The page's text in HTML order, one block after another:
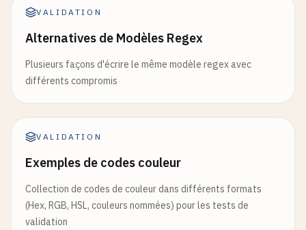
VALIDATION
Alternatives de Modèles Regex
Plusieurs façons d'écrire le même modèle regex avec
différents compromis
VALIDATION
Exemples de codes couleur
Collection de codes de couleur dans différents formats
(Hex, RGB, HSL, couleurs nommées) pour les tests de
validation